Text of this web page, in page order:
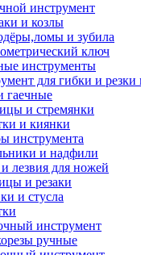
инструмент
и козлы
и зубила
ключ
инструменты
для гибки и резки
гаечные
и стремянки
и киянки
инструмента
и надфили
лезвия для ножей
и резаки
и стусла
инструмент
ручные